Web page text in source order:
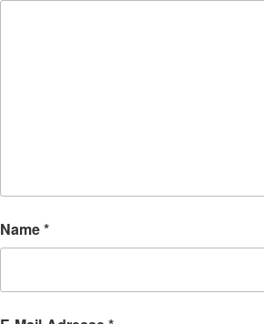
Name*